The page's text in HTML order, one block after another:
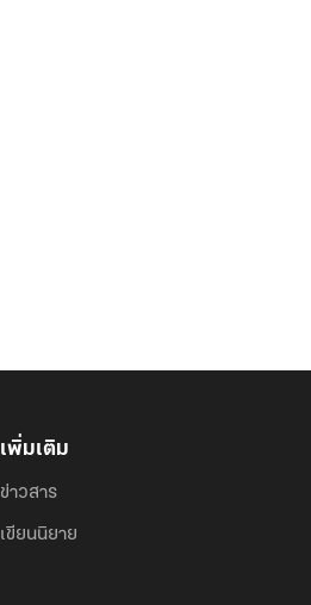
เพิ่มเติม
ข่าวสาร
เขียนนิยาย